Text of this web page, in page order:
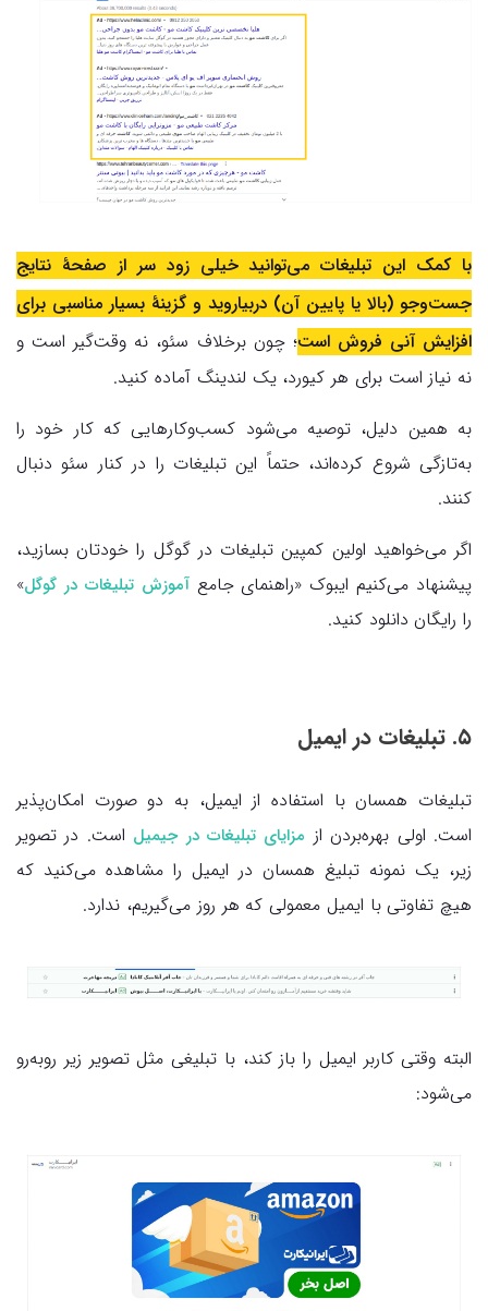
با کمک این تبلیغات می‌توانید خیلی زود سر از صفحهٔ نتایج
جست‌وجو (بالا یا پایین آن) دربیاروید و گزینهٔ بسیار مناسبی برای
افزایش آنی فروش است؛ چون برخلاف سئو، نه وقت‌گیر است و
نه نیاز است برای هر کیورد، یک لندینگ آماده کنید.
به همین دلیل، توصیه می‌شود کسب‌وکارهایی که کار خود را
به‌تازگی شروع کرده‌اند، حتماً این تبلیغات را در کنار سئو دنبال
کنند.
اگر می‌خواهید اولین کمپین تبلیغات در گوگل را خودتان بسازید،
پیشنهاد می‌کنیم ایبوک «راهنمای جامعآموزش تبلیغات در گوگل»
را رایگان دانلود کنید.
۵. تبلیغات در ایمیل
تبلیغات همسان با استفاده از ایمیل، به‌ دو صورت امکان‌پذیر
است. اولی بهره‌بردن از مزایای تبلیغات در جیمیل است. در تصویر
زیر، یک نمونه تبلیغ همسان در ایمیل را مشاهده می‌کنید که
هیچ تفاوتی با ایمیل معمولی که هر روز می‌گیریم، ندارد.
البته وقتی کاربر ایمیل را باز کند، با تبلیغی مثل تصویر زیر روبه‌رو
می‌شود: